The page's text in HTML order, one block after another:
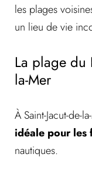
les plages
un lieu de vie
La plage du
la-Mer
À Saint-Jacut-de-
idéale pour les
nautiques.